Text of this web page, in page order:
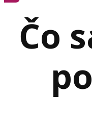
Čo